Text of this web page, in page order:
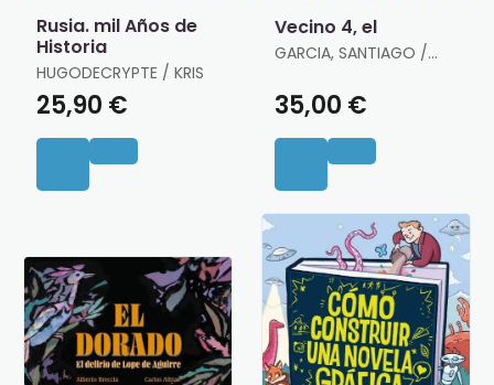
Rusia. mil Años de
Historia
HUGODECRYPTE / KRIS
25,90 €
Vecino 4, el
GARCIA, SANTIAGO /
35,00 €